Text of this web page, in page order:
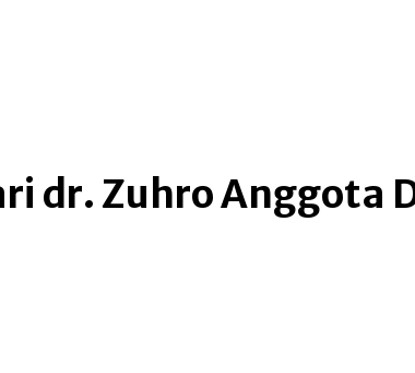
dr. Zuhro Anggota